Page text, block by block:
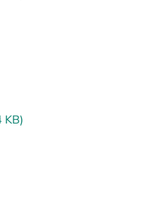
KB)